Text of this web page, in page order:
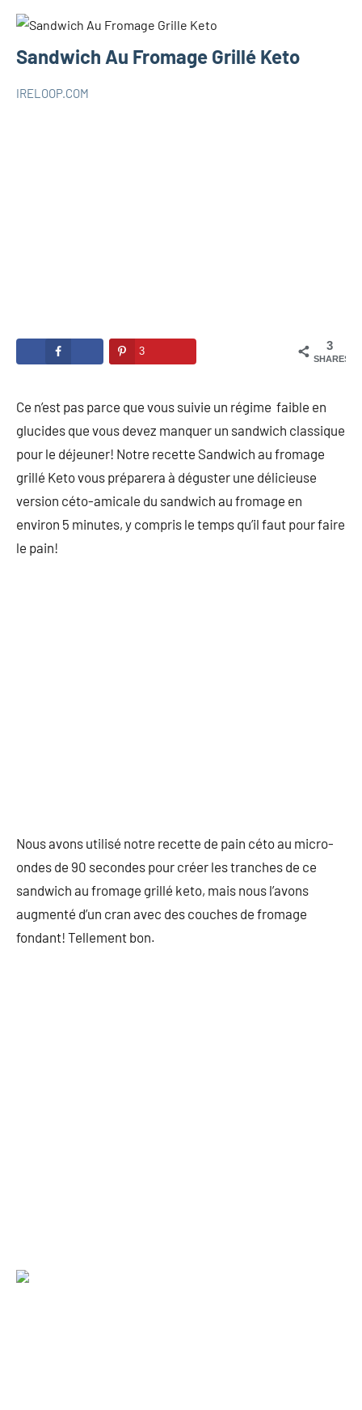
Sandwich Au Fromage Grillé Keto
IRELOOP.COM
3
SHARES
3
Ce n’est pas parce que vous suivie un régime faible en
glucides que vous devez manquer un sandwich classique
pour le déjeuner! Notre recette Sandwich au fromage
grillé Keto vous préparera à déguster une délicieuse
version céto-amicale du sandwich au fromage en
environ 5 minutes, y compris le temps qu’il faut pour faire
le pain!
Nous avons utilisé notre recette de pain céto au micro-
ondes de 90 secondes pour créer les tranches de ce
sandwich au fromage grillé keto, mais nous l’avons
augmenté d’un cran avec des couches de fromage
fondant! Tellement bon.